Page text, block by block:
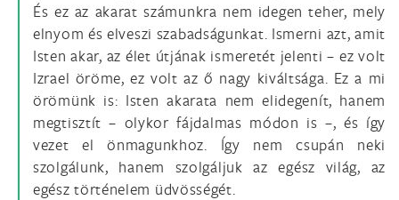
És ez az akarat számunkra nem idegen teher, mely
elnyom és elveszi szabadságunkat. Ismerni azt, amit
Isten akar, az élet útjának ismeretét jelenti – ez volt
Izrael öröme, ez volt az ő nagy kiváltsága. Ez a mi
örömünk is: Isten akarata nem elidegenít, hanem
megtisztít – olykor fájdalmas módon is –, és így
vezet el önmagunkhoz. Így nem csupán neki
szolgálunk, hanem szolgáljuk az egész világ, az
egész történelem üdvösségét.